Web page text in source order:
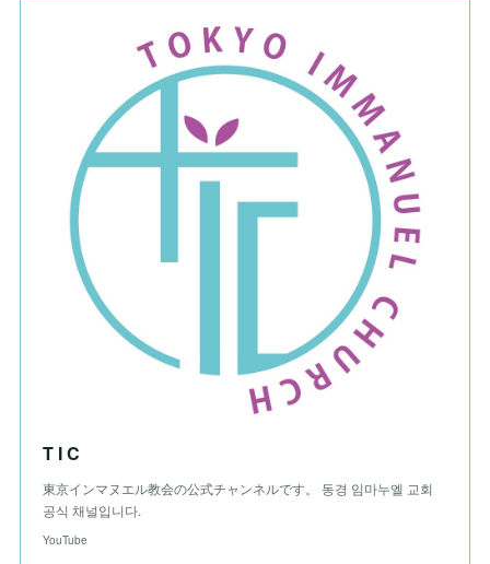
T I C
東京インマヌエル教会の公式チャンネルです。 동경 임마누엘 교회
공식 채널입니다.
YouTube